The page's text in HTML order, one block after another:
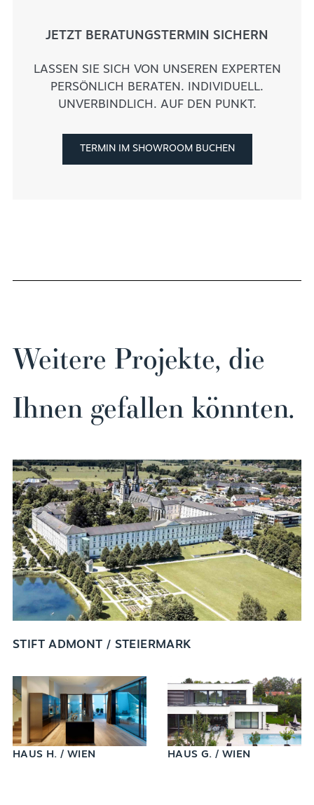
JETZT BERATUNGSTERMIN SICHERN
LASSEN SIE SICH VON UNSEREN EXPERTEN
PERSÖNLICH BERATEN. INDIVIDUELL.
UNVERBINDLICH. AUF DEN PUNKT.
TERMIN IM SHOWROOM BUCHEN
Weitere Projekte, die
Ihnen gefallen könnten.
STIFT ADMONT / STEIERMARK
HAUS H. / WIEN HAUS G. / WIEN